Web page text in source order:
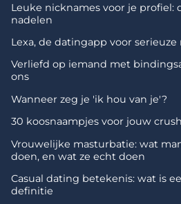
Leuke nicknames voor je profiel:
nadelen
Lexa, de datingapp voor serieuze
Verliefd op iemand met
ons
Wanneer zeg je 'ik hou van je'?
30 koosnaampjes voor jouw crush
Vrouwelijke masturbatie: wat
doen, en wat ze echt doen
Casual dating betekenis: wat is
definitie